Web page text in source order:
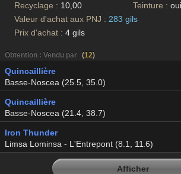
Recyclage : 10,00 Teinture : oui
Valeur d'achat aux PNJ : 283 gils
Prix d'achat : 4 gils
Obtention : Vendu par (12)
Quincaillière
Basse-Noscea (25.5, 35.0)
Quincaillière
Basse-Noscea (21.4, 38.7)
Iron Thunder
Limsa Lominsa - L'Entrepont (8.1, 11.6)
Afficher